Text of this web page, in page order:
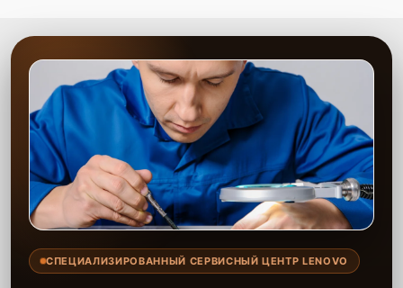
СПЕЦИАЛИЗИРОВАННЫЙ СЕРВИСНЫЙ ЦЕНТР LENOVO